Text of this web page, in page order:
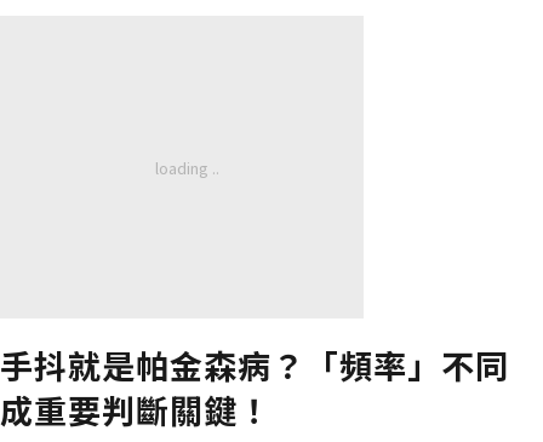
手抖就是帕金森病？「頻率」不同
成重要判斷關鍵！